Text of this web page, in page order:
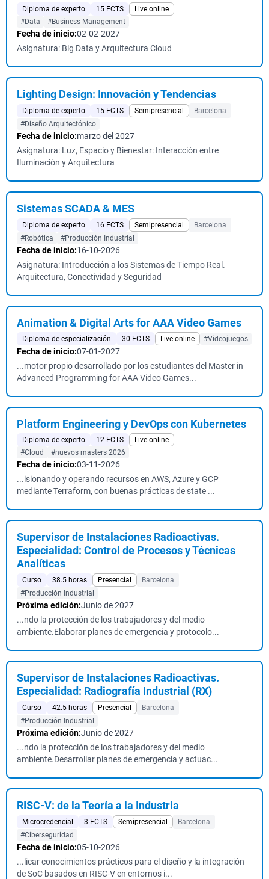
Diploma de experto 15 ECTS
Live online
#Data
#Business Management
Fecha de inicio:02-02-2027
Asignatura: Big Data y Arquitectura Cloud
Lighting Design: Innovación y Tendencias
Diploma de experto 15 ECTS Semipresencial
Barcelona
#Diseño Arquitectónico
Fecha de inicio:marzo del 2027
Asignatura: Luz, Espacio y Bienestar: Interacción entre
Iluminación y Arquitectura
Sistemas SCADA & MES
Diploma de experto 16 ECTS Semipresencial
Barcelona
#Robótica
#Producción Industrial
Fecha de inicio:16-10-2026
Asignatura: Introducción a los Sistemas de Tiempo Real.
Arquitectura, Conectividad y Seguridad
Animation & Digital Arts for AAA Video Games
Diploma de especialización 30 ECTS Live online #Videojuegos
Fecha de inicio:07-01-2027
...motor propio desarrollado por los estudiantes del Master in
Advanced Programming for AAA Video Games...
Platform Engineering y DevOps con Kubernetes
Diploma de experto 12 ECTS
Live online
#Cloud
#nuevos masters 2026
Fecha de inicio:03-11-2026
...isionando y operando recursos en AWS, Azure y GCP
mediante Terraform, con buenas prácticas de state ...
Supervisor de Instalaciones Radioactivas.
Especialidad: Control de Procesos y Técnicas
Analíticas
Curso 38.5 horas Presencial
Barcelona
#Producción Industrial
Próxima edición:Junio de 2027
...ndo la protección de los trabajadores y del medio
ambiente.Elaborar planes de emergencia y protocolo...
Supervisor de Instalaciones Radioactivas.
Especialidad: Radiografía Industrial (RX)
Curso 42.5 horas Presencial
Barcelona
#Producción Industrial
Próxima edición:Junio de 2027
...ndo la protección de los trabajadores y del medio
ambiente.Desarrollar planes de emergencia y actuac...
RISC-V: de la Teoría a la Industria
Microcredencial 3 ECTS Semipresencial
Barcelona
#Ciberseguridad
Fecha de inicio:05-10-2026
...licar conocimientos prácticos para el diseño y la integración
de SoC basados en RISC-V en entornos i...